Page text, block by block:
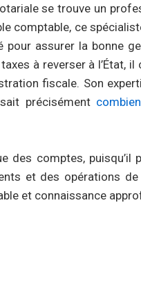
se trouve un
comptable, ce
assurer la bonne
à reverser à l’État,
fiscale. Son
précisément
des comptes, puisqu’il
et des opérations de
et connaissance